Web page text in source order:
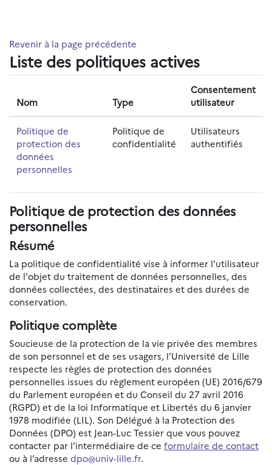
Revenir à la page précédente
Liste des politiques actives
Nom Type
Consentement
utilisateur
Politique de
protection des
données
personnelles
Politique de
confidentialité
Utilisateurs
authentifiés
Politique de protection des données
personnelles
Résumé
La politique de confidentialité vise à informer l'utilisateur
de l'objet du traitement de données personnelles, des
données collectées, des destinataires et des durées de
conservation.
Politique complète
Soucieuse de la protection de la vie privée des membres
de son personnel et de ses usagers, l’Université de Lille
respecte les règles de protection des données
personnelles issues du règlement européen (UE) 2016/679
du Parlement européen et du Conseil du 27 avril 2016
(RGPD) et de la loi Informatique et Libertés du 6 janvier
1978 modifiée (LIL). Son Délégué à la Protection des
Données (DPO) est Jean-Luc Tessier que vous pouvez
contacter par l’intermédiaire de ce formulaire de contact
ou à l’adresse dpo@univ-lille.fr.